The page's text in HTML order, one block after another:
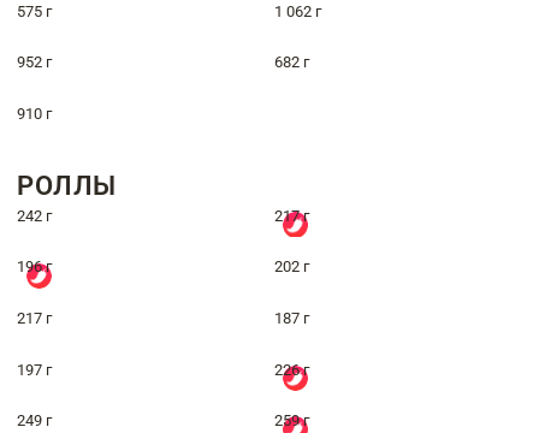
575 г 1 062 г
952 г 682 г
910 г
РОЛЛЫ
242 г 217 г
196 г 202 г
217 г 187 г
197 г 226 г
249 г 259 г